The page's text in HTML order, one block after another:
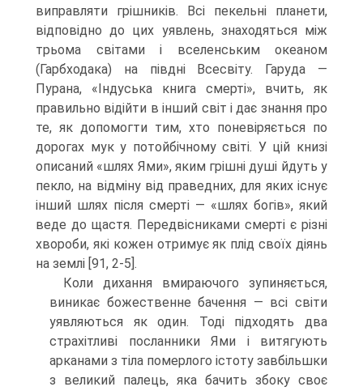
виправляти грішників. Всі пекельні планети,
від­повідно до цих уявлень, знаходяться між
трьома світами і вселенським океаном
(Гарбходака) на півдні Всесвіту. Гаруда —
Пурана, «Індуська книга смерті», вчить, як
правильно відійти в інший світ і дає знання про
те, як допомогти тим, хто поневіряється по
дорогах мук у потойбічному світі. У цій книзі
описаний «шлях Ями», яким грішні душі йдуть у
пекло, на відміну від праведних, для яких існує
ін­ший шлях після смерті — «шлях богів», який
веде до щастя. Передвісниками смерті є різні
хвороби, які кожен отримує як плід своїх діянь
на землі [91, 2-5].
Коли дихання вмираючого зупиняється,
виникає божественне бачення — всі світи
уявляються як один. Тоді підходять два
страхітливі посланники Ями і витягу­ють
арканами з тіла померлого істоту завбільшки
з великий палець, яка бачить збоку своє